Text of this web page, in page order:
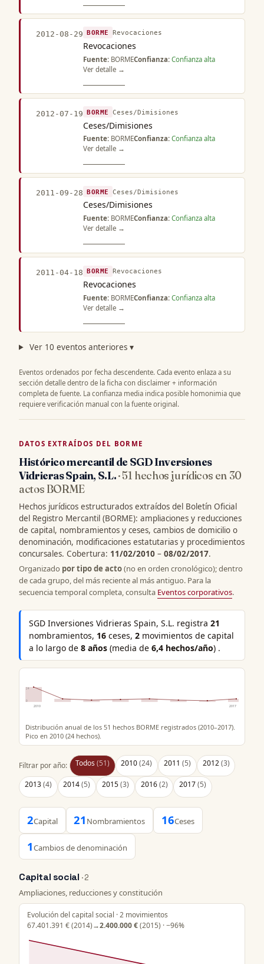
2012-08-29 BORME Revocaciones
Revocaciones
Fuente: BORMEConfianza: Confianza alta
Ver detalle →
2012-07-19 BORME Ceses/Dimisiones
Ceses/Dimisiones
Fuente: BORMEConfianza: Confianza alta
Ver detalle →
2011-09-28 BORME Ceses/Dimisiones
Ceses/Dimisiones
Fuente: BORMEConfianza: Confianza alta
Ver detalle →
2011-04-18 BORME Revocaciones
Revocaciones
Fuente: BORMEConfianza: Confianza alta
Ver detalle →
Ver 10 eventos anteriores ▾
Eventos ordenados por fecha descendente. Cada evento enlaza a su
sección detalle dentro de la ficha con disclaimer + información
completa de fuente. La confianza media indica posible homonimia que
requiere verificación manual con la fuente original.
DATOS EXTRAÍDOS DEL BORME
Histórico mercantil de SGD Inversiones
Vidrieras Spain, S.L.· 51 hechos jurídicos en 30
actos BORME
Hechos jurídicos estructurados extraídos del Boletín Oficial
del Registro Mercantil (BORME): ampliaciones y reducciones
de capital, nombramientos y ceses, cambios de domicilio o
denominación, modificaciones estatutarias y procedimientos
concursales. Cobertura: 11/02/2010 – 08/02/2017.
Organizado por tipo de acto(no en orden cronológico); dentro
de cada grupo, del más reciente al más antiguo. Para la
secuencia temporal completa, consulta Eventos corporativos.
SGD Inversiones Vidrieras Spain, S.L. registra21
nombramientos, 16 ceses,2 movimientos de capital
a lo largo de8 años (media de6,4 hechos/año) .
24
0
2010
2017
Distribución anual de los 51 hechos BORME registrados (2010–2017).
Pico en 2010 (24 hechos).
Filtrar por año: Todos (51) 2010(24) 2011 (5) 2012(3)
2013(4) 2014(5) 2015(3) 2016(2) 2017(5)
2Capital 21 Nombramientos 16Ceses
1Cambios de denominación
Capital social · 2
Ampliaciones, reducciones y constitución
Evolución del capital social · 2 movimientos
67.401.391 €(2014)→2.400.000 €(2015) · −96%